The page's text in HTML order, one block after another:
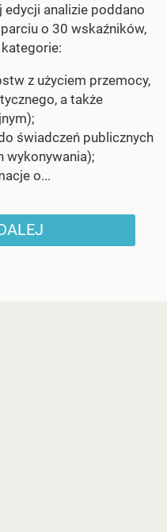
edycji analizie poddano
o 30 wskaźników,
z użyciem przemocy,
a także
świadczeń publicznych
wykonywania);
o...